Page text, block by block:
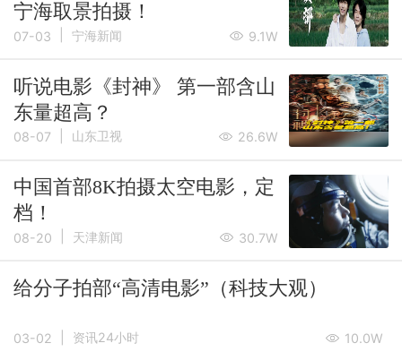
宁海取景拍摄！
07-03 宁海新闻 9.1W
听说电影《封神》 第一部含山
东量超高？
08-07 山东卫视 26.6W
中国首部8K拍摄太空电影，定
档！
08-20 天津新闻 30.7W
给分子拍部“高清电影”（科技大观）
03-02 资讯24小时 10.0W